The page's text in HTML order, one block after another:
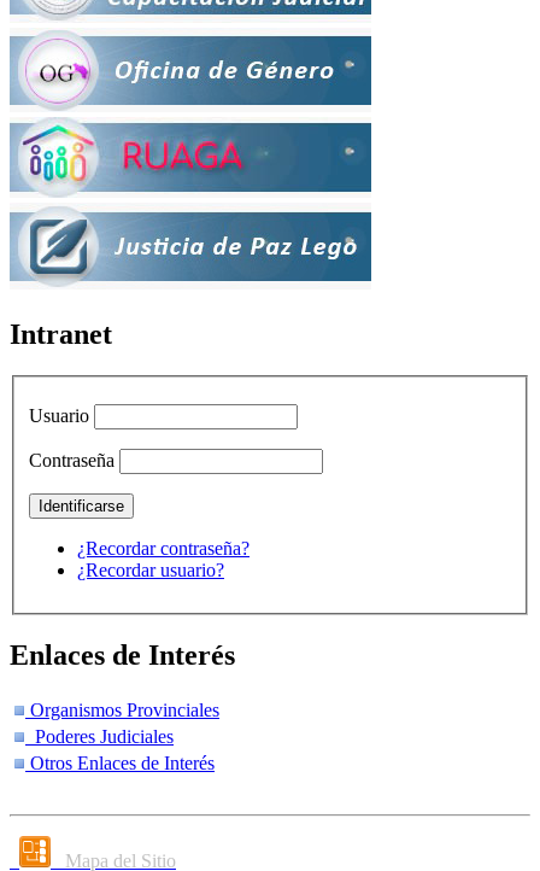
Intranet
Usuario
Contraseña
¿Recordar contraseña?
¿Recordar usuario?
Enlaces de Interés
Organismos Provinciales
Poderes Judiciales
Otros Enlaces de Interés
Mapa del Sitio